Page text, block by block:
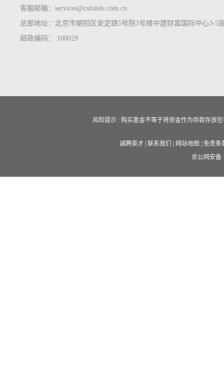
客服邮箱：services@csfunds.com.cn
总部地址：北京市朝阳区安定路5号院3号楼中建财富国际中心3-5
邮政编码： 100029
风险提示 : 购买基金不等于将资金作为存款存放
诚聘英才 | 联系我们 | 网站地图 | 免责条
京公网安备